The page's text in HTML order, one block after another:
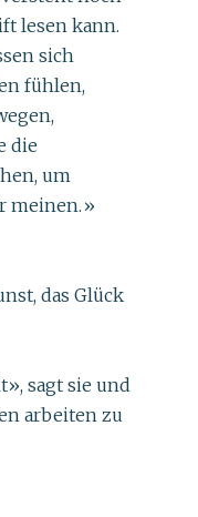
lesen kann.
sich
fühlen,
die
um
meinen.»
das Glück
sagt sie und
arbeiten zu